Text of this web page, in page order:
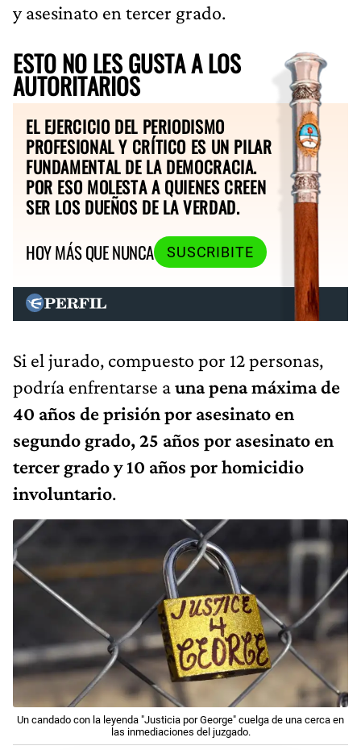
y asesinato en tercer grado.
ESTO NO LES GUSTA A LOS
AUTORITARIOS
EL EJERCICIO DEL PERIODISMO
PROFESIONAL Y CRÍTICO ES UN PILAR
FUNDAMENTAL DE LA DEMOCRACIA.
POR ESO MOLESTA A QUIENES CREEN
SER LOS DUEÑOS DE LA VERDAD.
HOY MÁS QUE NUNCA
SUSCRIBITE
Si el jurado, compuesto por 12 personas,
podría enfrentarse auna pena máxima de
40 años de prisión por asesinato en
segundo grado, 25 años por asesinato en
tercer grado y 10 años por homicidio
involuntario.
Un candado con la leyenda "Justicia por George" cuelga de una cerca en
las inmediaciones del juzgado.